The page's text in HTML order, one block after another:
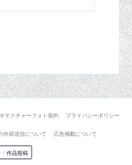
テクチャーフォト規約 プライバシーポリシー
外部送信について 広告掲載について
/ 作品投稿